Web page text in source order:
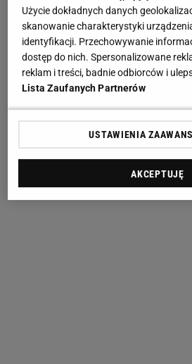
Użycie dokładnych danych
skanowanie charakterystyki
identyfikacji. Przechowywanie
dostęp do nich. Spersonalizowane
reklam i treści, badnie odbiorców i
Lista Zaufanych Partnerów
USTAWIENIA
AKCEPTUJĘ